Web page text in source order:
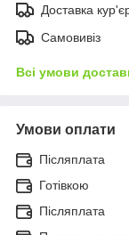
Доставка
Самовивіз
Всі умови
Умови оплати
Післяплата
Готівкою
Післяплата